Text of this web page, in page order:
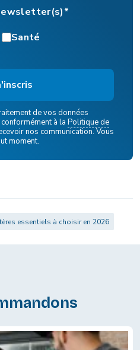
Santé
de vos données
à la Politique de
nos communication. Vous
moment.
essentiels à choisir en 2026